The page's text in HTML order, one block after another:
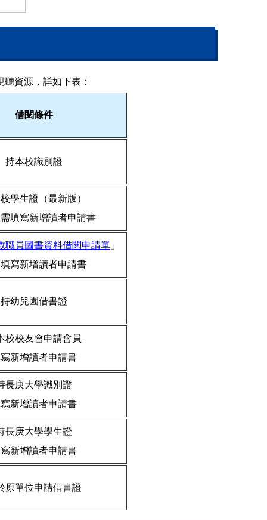
資源，詳如下表：
借閱條件
持本校識別證
學生證（最新版）
填寫新增讀者申請書
職員圖書資料借閱申請單」
寫新增讀者申請書
持幼兒園借書證
校校友會申請會員
新增讀者申請書
長庚大學識別證
新增讀者申請書
長庚大學學生證
新增讀者申請書
原單位申請借書證